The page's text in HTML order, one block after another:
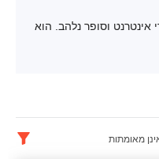
אינטרנט וסופר נלהב. הוא
מאומתות